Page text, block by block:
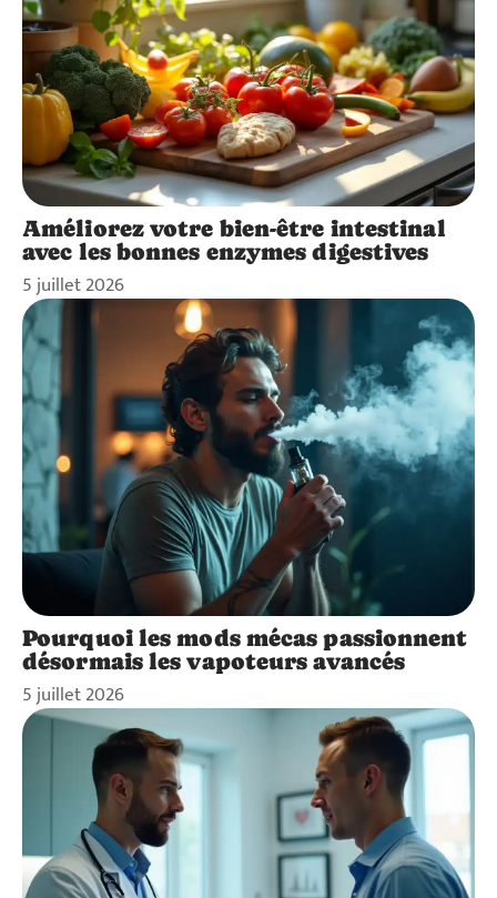
Améliorez votre bien-être intestinal
avec les bonnes enzymes digestives
5 juillet 2026
Pourquoi les mods mécas passionnent
désormais les vapoteurs avancés
5 juillet 2026